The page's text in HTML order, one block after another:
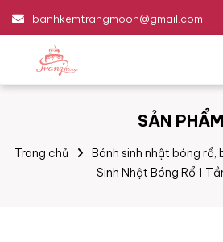
banhkemtrangmoon@gmail.com
SẢN PHẨM
Trang chủ Bánh sinh nhật bóng rổ,
Sinh Nhật Bóng Rổ 1